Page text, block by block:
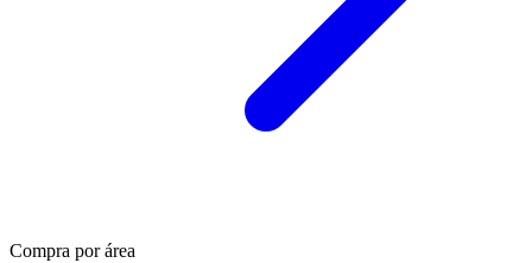
Compra por área